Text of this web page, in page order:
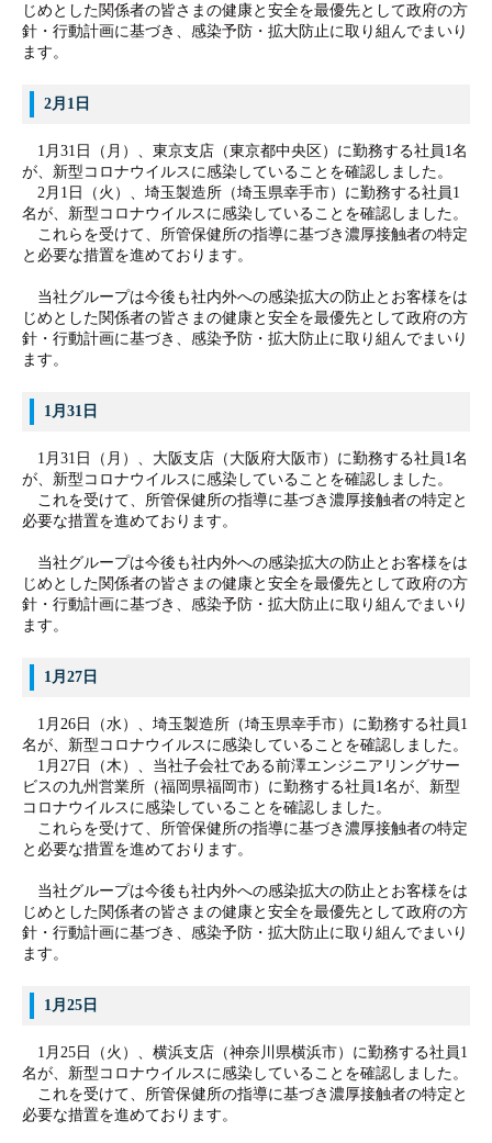
じめとした関係者の皆さまの健康と安全を最優先として政府の方
針・行動計画に基づき、感染予防・拡大防止に取り組んでまいり
ます。
2月1日
1月31日（月）、東京支店 （東京都中央区） に勤務する社員1名
が、新型コロナウイルスに感染していることを確認しました。
2月1日（火）、埼玉製造所（埼玉県幸手市） に勤務する社員1
名が、新型コロナウイルスに感染していることを確認しました。
これらを受けて、所管保健所の指導に基づき濃厚接触者の特定
と必要な措置を進めております。
当社グループは今後も社内外への感染拡大の防止とお客様をは
じめとした関係者の皆さまの健康と安全を最優先として政府の方
針・行動計画に基づき、感染予防・拡大防止に取り組んでまいり
ます。
1月31日
1月31日（月）、大阪支店（大阪府大阪市）に勤務する社員1名
が、新型コロナウイルスに感染していることを確認しました。
これを受けて、所管保健所の指導に基づき濃厚接触者の特定と
必要な措置を進めております。
当社グループは今後も社内外への感染拡大の防止とお客様をは
じめとした関係者の皆さまの健康と安全を最優先として政府の方
針・行動計画に基づき、感染予防・拡大防止に取り組んでまいり
ます。
1月27日
1月26日（水）、埼玉製造所（埼玉県幸手市）に勤務する社員1
名が、新型コロナウイルスに感染していることを確認しました。
1月27日（木）、当社子会社である前澤エ ンジニアリングサー
ビスの九州営業所（福岡県福岡市）に勤務する社員1名が、新型
コロナウイルスに感染していることを確認しました。
これらを受けて、所管保健所の指導に基づき濃厚接触者の特定
と必要な措置を進めております。
当社グループは今後も社内外への感染拡大の防止とお客様をは
じめとした関係者の皆さまの健康と安全を最優先として政府の方
針・行動計画に基づき、感染予防・拡大防止に取り組んでまいり
ます。
1月25日
1月25日（火）、横浜支店（神奈川県横浜市）に勤務する社員1
名が、新型コロナウイルスに感染していることを確認しました。
これを受けて、所管保健所の指導に基づき濃厚接触者の特定と
必要な措置を進めております。